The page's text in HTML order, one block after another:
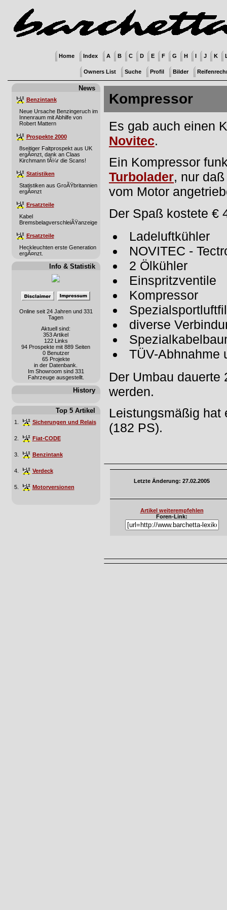
Home Index A B C D E F G H I J K
Owners List Suche Profil Bilder
News
Benzintank
Neue Ursache Benzingeruch im
Innenraum mit Abhilfe von
Robert Mattern
Prospekte 2000
8seitiger Faltprospekt aus UK
ergÃ¤nzt, dank an Claas
Kirchmann fÃ¼r die Scans!
Statistiken
Statistiken aus GroÃŸbritannien
ergÃ¤nzt
Ersatzteile
Kabel
BremsbelagverschleiÃŸanzeige
Ersatzteile
Heckleuchten erste Generation
ergÃ¤nzt.
Info & Statistik
Online seit 24 Jahren und 331
Tagen
Aktuell sind:
353 Artikel
122 Links
94 Prospekte mit 889 Seiten
0 Benutzer
65 Projekte
in der Datenbank.
Im Showroom sind 331
Fahrzeuge ausgestellt.
History
Top 5 Artikel
1. Sicherungen und Relais
2. Fiat-CODE
3. Benzintank
4. Verdeck
5. Motorversionen
Kompressor
Es gab auch einen
Novitec.
Ein Kompressor
Turbolader, nur
vom Motor
Der Spaß kostete €
Ladeluftkühler
NOVITEC -
2 Ölkühler
Einspritzventile
Kompressor
diverse
TÜV-Abhnahme
Der Umbau dauerte
werden.
Leistungsmäßig hat
(182 PS).
Letzte Änderung: 27.02.2005
Artikel weiterempfehlen
Foren-Link: